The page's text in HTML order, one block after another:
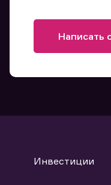
Написать
Инвестиции